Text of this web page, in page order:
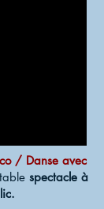
/ Danse avec
spectacle à